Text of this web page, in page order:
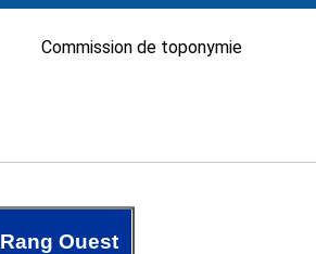
Commission de toponymie
Rang Ouest